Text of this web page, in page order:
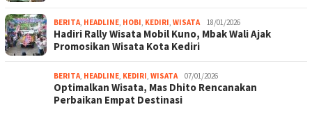
BERITA, HEADLINE, HOBI, KEDIRI, WISATA 18/01/2026
Hadiri Rally Wisata Mobil Kuno, Mbak Wali Ajak
Promosikan Wisata Kota Kediri
BERITA, HEADLINE, KEDIRI, WISATA 07/01/2026
Optimalkan Wisata, Mas Dhito Rencanakan
Perbaikan Empat Destinasi